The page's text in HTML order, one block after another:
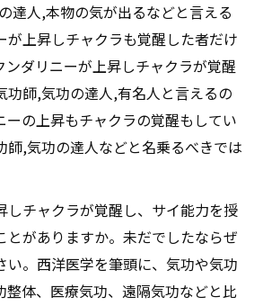
達人,本物の気が出るなどと言える
が上昇しチャクラも覚醒した者だけ
ンダリニーが上昇しチャクラが覚醒
功師,気功の達人,有名人と言えるの
ーの上昇もチャクラの覚醒もしてい
師,気功の達人などと名乗るべきでは
しチャクラが覚醒し、サイ能力を授
とがありますか。未だでしたならぜ
い。西洋医学を筆頭に、気功や気功
整体、医療気功、遠隔気功などと比